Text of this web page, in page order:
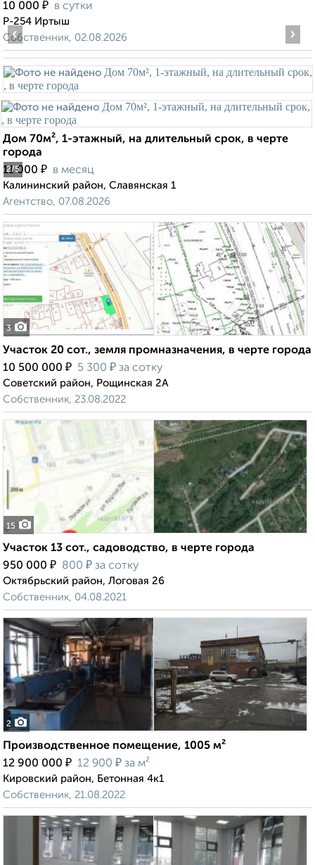
10 000 ₽ в сутки
Р-254 Иртыш
Собственник, 02.08.2026
2/5
‹ ›
Дом 70м², 1-этажный, на длительный срок, в черте
города
11 000 ₽ в месяц
Калининский район, Славянская 1
Агентство, 07.08.2026
3
Участок 20 сот., земля промназначения, в черте города
10 500 000 ₽ 5 300 ₽ за сотку
Советский район, Рощинская 2А
Собственник, 23.08.2022
15
Участок 13 сот., садоводство, в черте города
950 000 ₽ 800 ₽ за сотку
Октябрьский район, Логовая 26
Собственник, 04.08.2021
2
Производственное помещение, 1005 м²
12 900 000 ₽ 12 900 ₽ за м²
Кировский район, Бетонная 4к1
Собственник, 21.08.2022